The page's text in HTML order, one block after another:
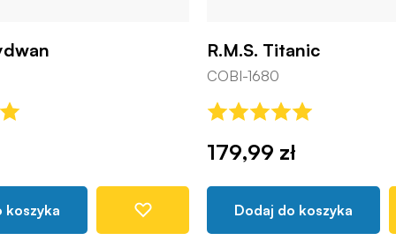
koszyka
R.M.S. Titanic
COBI-1680
179,99 zł
Dodaj do koszyka